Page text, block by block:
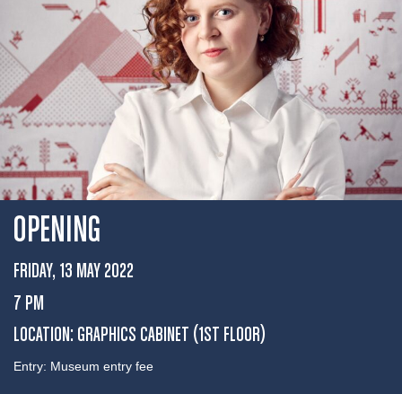
OPENING
FRIDAY, 13 MAY 2022
7 PM
LOCATION: GRAPHICS CABINET (1ST FLOOR)
Entry: Museum entry fee